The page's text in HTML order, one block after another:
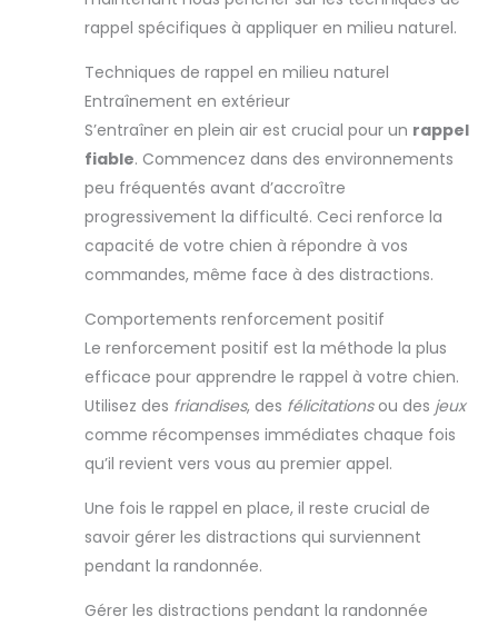
rappel spécifiques à appliquer en milieu naturel.
Techniques de rappel en milieu naturel
Entraînement en extérieur
S’entraîner en plein air est crucial pour un rappel
fiable. Commencez dans des environnements
peu fréquentés avant d’accroître
progressivement la difficulté. Ceci renforce la
capacité de votre chien à répondre à vos
commandes, même face à des distractions.
Comportements renforcement positif
Le renforcement positif est la méthode la plus
efficace pour apprendre le rappel à votre chien.
Utilisez des friandises, des félicitationsou des jeux
comme récompenses immédiates chaque fois
qu’il revient vers vous au premier appel.
Une fois le rappel en place, il reste crucial de
savoir gérer les distractions qui surviennent
pendant la randonnée.
Gérer les distractions pendant la randonnée